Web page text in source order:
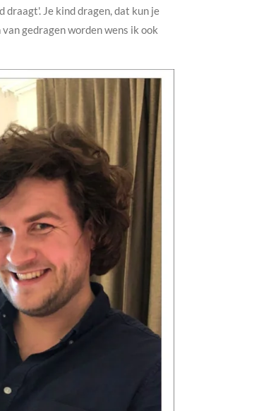
draagt'. Je kind dragen, dat kun je
gedragen worden wens ik ook